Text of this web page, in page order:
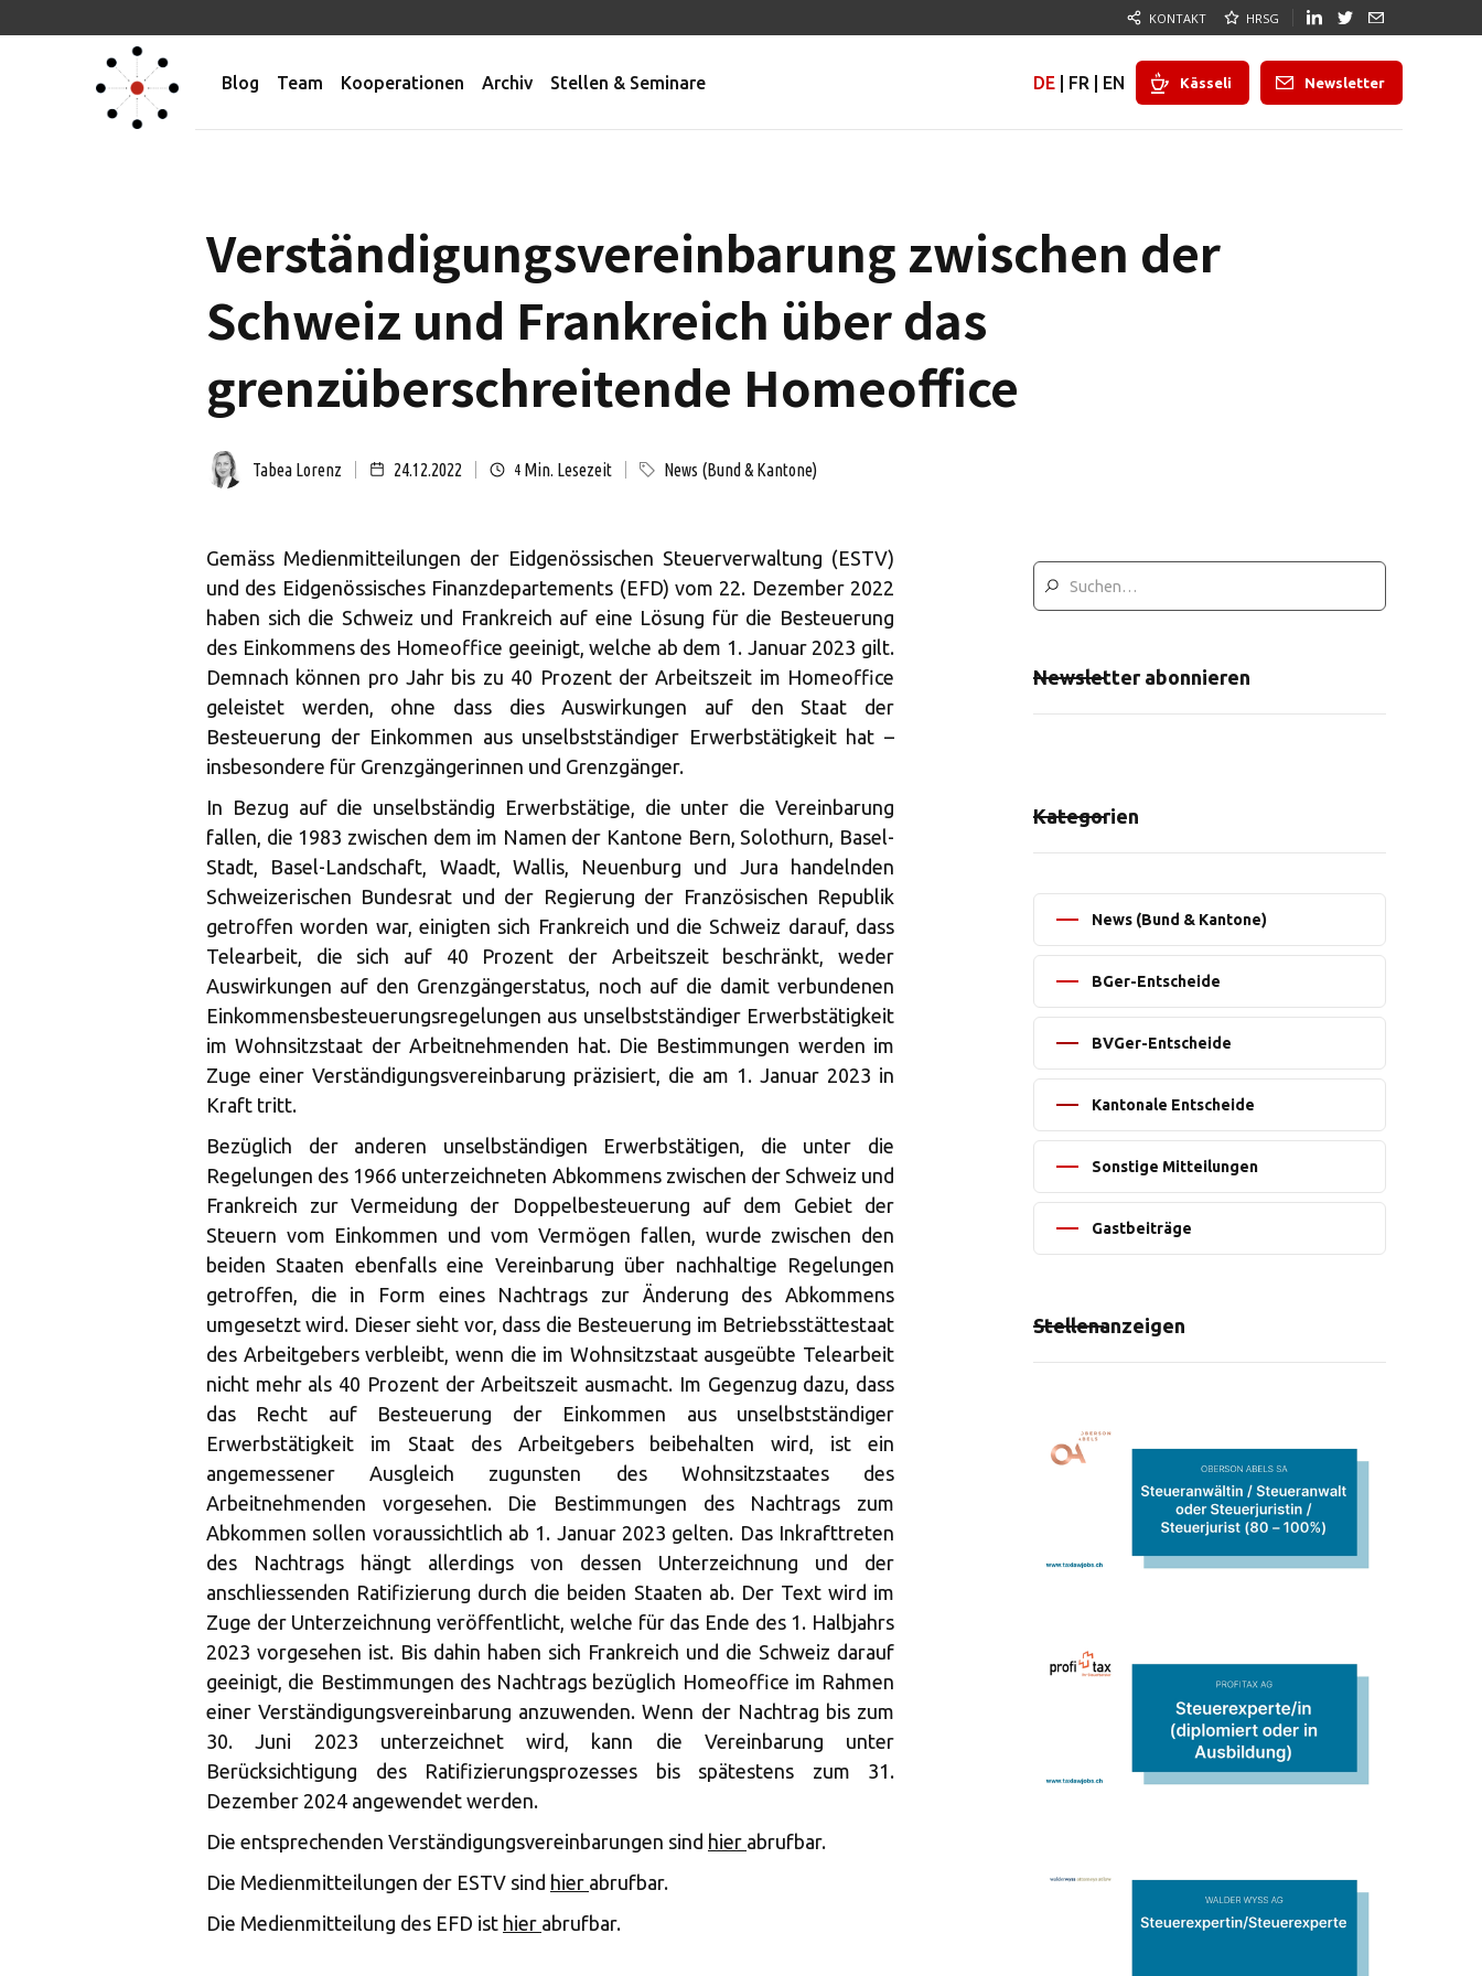
KONTAKT HRSG
Blog Team Kooperationen Archiv Stellen & Seminare DE FR EN Kässeli Newsletter
Verständigungsvereinbarung zwischen der
Schweiz und Frankreich über das
grenzüberschreitende Homeoffice
Tabea Lorenz 24.12.2022 4 Min. Lesezeit News (Bund & Kantone)
Gemäss Medienmitteilungen der Eidgenössischen Steuerverwaltung (ESTV)
und des Eidgenössisches Finanzdepartements (EFD) vom 22. Dezember 2022
haben sich die Schweiz und Frankreich auf eine Lösung für die Besteuerung
des Einkommens des Homeoffice geeinigt, welche ab dem 1. Januar 2023 gilt.
Demnach können pro Jahr bis zu 40 Prozent der Arbeitszeit im Homeoffice
geleistet werden, ohne dass dies Auswirkungen auf den Staat der
Besteuerung der Einkommen aus unselbstständiger Erwerbstätigkeit hat –
insbesondere für Grenzgängerinnen und Grenzgänger.
In Bezug auf die unselbständig Erwerbstätige, die unter die Vereinbarung
fallen, die 1983 zwischen dem im Namen der Kantone Bern, Solothurn, Basel-
Stadt, Basel-Landschaft, Waadt, Wallis, Neuenburg und Jura handelnden
Schweizerischen Bundesrat und der Regierung der Französischen Republik
getroffen worden war, einigten sich Frankreich und die Schweiz darauf, dass
Telearbeit, die sich auf 40 Prozent der Arbeitszeit beschränkt, weder
Auswirkungen auf den Grenzgängerstatus, noch auf die damit verbundenen
Einkommensbesteuerungsregelungen aus unselbstständiger Erwerbstätigkeit
im Wohnsitzstaat der Arbeitnehmenden hat. Die Bestimmungen werden im
Zuge einer Verständigungsvereinbarung präzisiert, die am 1. Januar 2023 in
Kraft tritt.
Bezüglich der anderen unselbständigen Erwerbstätigen, die unter die
Regelungen des 1966 unterzeichneten Abkommens zwischen der Schweiz und
Frankreich zur Vermeidung der Doppelbesteuerung auf dem Gebiet der
Steuern vom Einkommen und vom Vermögen fallen, wurde zwischen den
beiden Staaten ebenfalls eine Vereinbarung über nachhaltige Regelungen
getroffen, die in Form eines Nachtrags zur Änderung des Abkommens
umgesetzt wird. Dieser sieht vor, dass die Besteuerung im Betriebsstättestaat
des Arbeitgebers verbleibt, wenn die im Wohnsitzstaat ausgeübte Telearbeit
nicht mehr als 40 Prozent der Arbeitszeit ausmacht. Im Gegenzug dazu, dass
das Recht auf Besteuerung der Einkommen aus unselbstständiger
Erwerbstätigkeit im Staat des Arbeitgebers beibehalten wird, ist ein
angemessener Ausgleich zugunsten des Wohnsitzstaates des
Arbeitnehmenden vorgesehen. Die Bestimmungen des Nachtrags zum
Abkommen sollen voraussichtlich ab 1. Januar 2023 gelten. Das Inkrafttreten
des Nachtrags hängt allerdings von dessen Unterzeichnung und der
anschliessenden Ratifizierung durch die beiden Staaten ab. Der Text wird im
Zuge der Unterzeichnung veröffentlicht, welche für das Ende des 1. Halbjahrs
2023 vorgesehen ist. Bis dahin haben sich Frankreich und die Schweiz darauf
geeinigt, die Bestimmungen des Nachtrags bezüglich Homeoffice im Rahmen
einer Verständigungsvereinbarung anzuwenden. Wenn der Nachtrag bis zum
30. Juni 2023 unterzeichnet wird, kann die Vereinbarung unter
Berücksichtigung des Ratifizierungsprozesses bis spätestens zum 31.
Dezember 2024 angewendet werden.
Die entsprechenden Verständigungsvereinbarungen sind hier abrufbar.
Die Medienmitteilungen der ESTV sind hier abrufbar.
Die Medienmitteilung des EFD ist hier abrufbar.
Newsletter abonnieren
Kategorien
News (Bund & Kantone)
BGer-Entscheide
BVGer-Entscheide
Kantonale Entscheide
Sonstige Mitteilungen
Gastbeiträge
Stellenanzeigen